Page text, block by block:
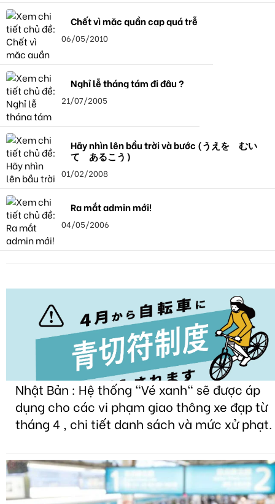
Chết vì mặc quần cạp quá trễ
06/05/2010
Nghỉ lễ tháng tám đi đâu ?
21/07/2005
Hãy nhìn lên bầu trời và bước (うえを むい
て あるこう)
01/02/2008
Ra mắt admin mới!
04/05/2006
Nhật Bản : Hệ thống "Vé xanh" sẽ được áp
dụng cho các vi phạm giao thông xe đạp từ
tháng 4 , chi tiết danh sách và mức xử phạt.